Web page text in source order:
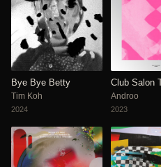
Bye Bye Betty
Tim Koh
2024
Club Salon
Androo
2023